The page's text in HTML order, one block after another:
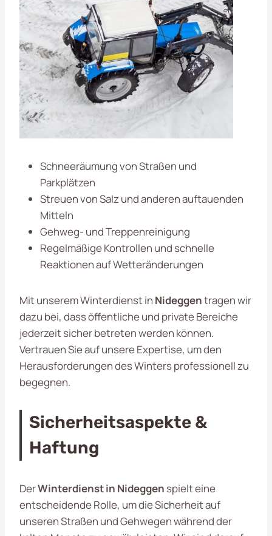
Schneeräumung von Straßen und
Parkplätzen
Streuen von Salz und anderen auftauenden
Mitteln
Gehweg- und Treppenreinigung
Regelmäßige Kontrollen und schnelle
Reaktionen auf Wetteränderungen
Mit unserem Winterdienst in Nideggentragen wir
dazu bei, dass öffentliche und private Bereiche
jederzeit sicher betreten werden können.
Vertrauen Sie auf unsere Expertise, um den
Herausforderungen des Winters professionell zu
begegnen.
Sicherheitsaspekte &
Haftung
DerWinterdienst in Nideggen spielt eine
entscheidende Rolle, um die Sicherheit auf
unseren Straßen und Gehwegen während der